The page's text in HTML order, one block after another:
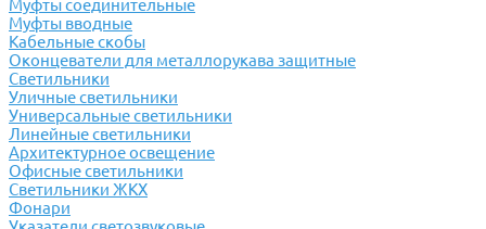
Муфты соединительные
Муфты вводные
Кабельные скобы
Оконцеватели для металлорукава защитные
Светильники
Уличные светильники
Универсальные светильники
Линейные светильники
Архитектурное освещение
Офисные светильники
Светильники ЖКХ
Фонари